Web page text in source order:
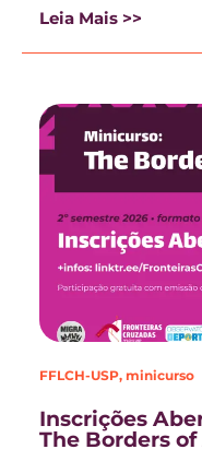
Leia Mais >>
FFLCH-USP,minicurso
Inscrições
The Borders